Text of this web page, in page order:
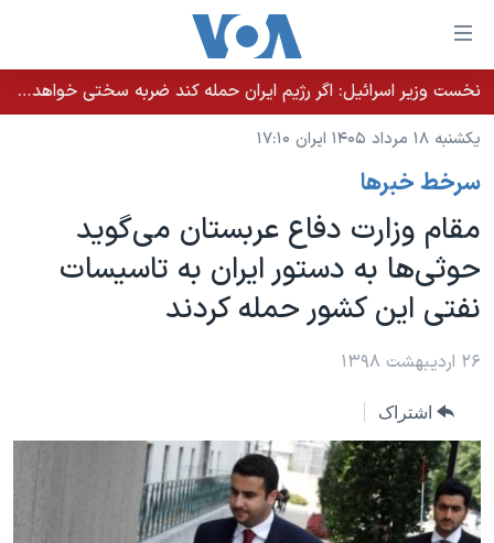
لینکهای
قابل
دسترسی
جهش
محتوای
اصلی
به
صفحه
جهش
خانه
نسخه سبک وب‌سایت
موضوع ها
ایران
آمریکا
جهان
ورزشی
ویدیوها
فرهنگ و زندگی
برنامه های تلویزیونی
جدول برنامه ها
صفحه‌های ویژه
جام جهانی ۲۰۲۶
بایگانی برنامه‌های تلویزیونی
مستندها
فرکانس‌های صدای آمریکا
پخش رادیویی
یادگیری زبان انگلیسی
دنبال کنید
نخست وزیر اسرائيل: اگر رژیم ایران حمله کند ضربه سختی خواهد خورد
یکشنبه ۱۸ مرداد ۱۴۰۵ ایران ۱۷:۱۰
سرخط خبرها
مقام وزارت دفاع عربستان می‌گوید
حوثی‌ها به دستور ایران به تاسیسات
نفتی این کشور حمله کردند
۲۶ اردیبهشت ۱۳۹۸
اشتراک